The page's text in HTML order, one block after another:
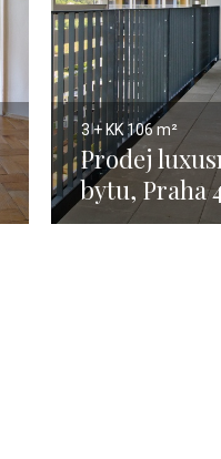
3 + KK 106 m²
Prodej
bytu, Praha